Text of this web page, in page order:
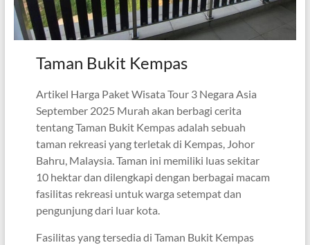
Taman Bukit Kempas
Artikel Harga Paket Wisata Tour 3 Negara Asia
September 2025 Murah akan berbagi cerita
tentang Taman Bukit Kempas adalah sebuah
taman rekreasi yang terletak di Kempas, Johor
Bahru, Malaysia. Taman ini memiliki luas sekitar
10 hektar dan dilengkapi dengan berbagai macam
fasilitas rekreasi untuk warga setempat dan
pengunjung dari luar kota.
Fasilitas yang tersedia di Taman Bukit Kempas